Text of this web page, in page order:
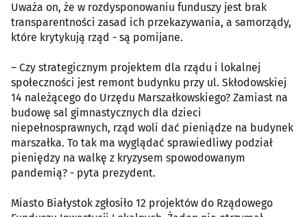
Uważa on, że w rozdysponowaniu funduszy jest brak
transparentności zasad ich przekazywania, a samorządy,
które krytykują rząd - są pomijane.
– Czy strategicznym projektem dla rządu i lokalnej
społeczności jest remont budynku przy ul. Skłodowskiej
14 należącego do Urzędu Marszałkowskiego? Zamiast na
budowę sal gimnastycznych dla dzieci
niepełnosprawnych, rząd woli dać pieniądze na budynek
marszałka. To tak ma wyglądać sprawiedliwy podział
pieniędzy na walkę z kryzysem spowodowanym
pandemią? - pyta prezydent.
Miasto Białystok zgłosiło 12 projektów do Rządowego